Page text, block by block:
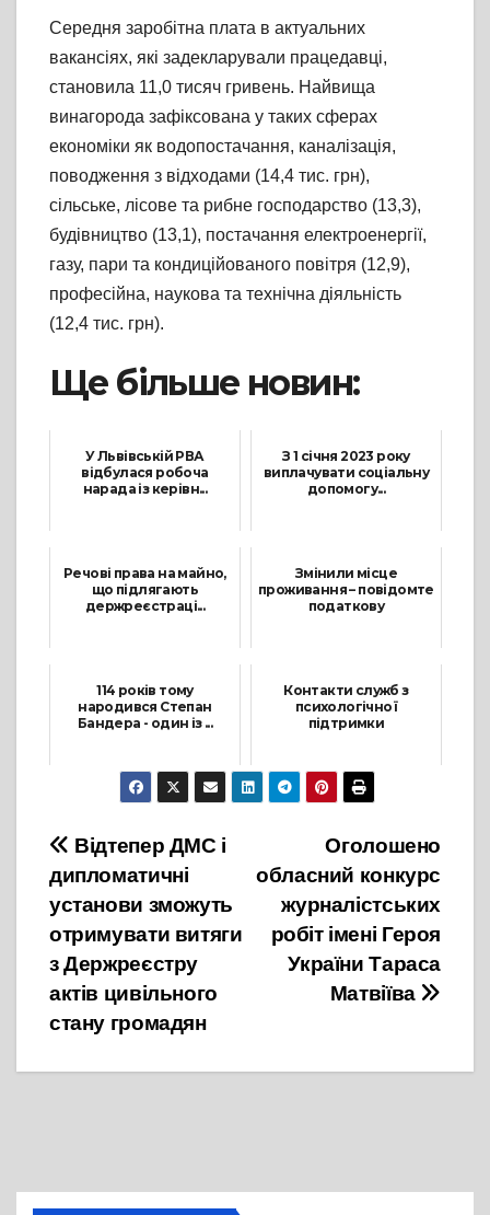
Середня заробітна плата в актуальних
вакансіях, які задекларували працедавці,
становила 11,0 тисяч гривень. Найвища
винагорода зафіксована у таких сферах
економіки як водопостачання, каналізація,
поводження з відходами (14,4 тис. грн),
сільське, лісове та рибне господарство (13,3),
будівництво (13,1), постачання електроенергії,
газу, пари та кондиційованого повітря (12,9),
професійна, наукова та технічна діяльність
(12,4 тис. грн).
Ще більше новин:
У Львівській РВА
відбулася робоча
нарада із керівн...
З 1 січня 2023 року
виплачувати соціальну
допомогу...
Речові права на майно,
що підлягають
держреєстраці...
Змінили місце
проживання – повідомте
податкову
114 років тому
народився Степан
Бандера - один із ...
1 Січня, 2023
Контакти служб з
психологічної
підтримки
27 Січня, 2025
Навігація
записів
Оголошено
обласний конкурс
журналістських
робіт імені Героя
України Тараса
Матвіїва
Відтепер ДМС і
дипломатичні
установи зможуть
отримувати витяги
з Держреєстру
актів цивільного
стану громадян